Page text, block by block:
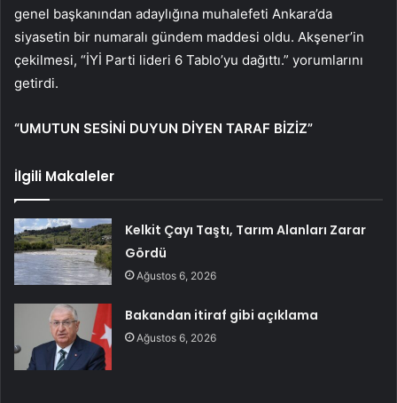
genel başkanından adaylığına muhalefeti Ankara’da
siyasetin bir numaralı gündem maddesi oldu. Akşener’in
çekilmesi, “İYİ Parti lideri 6 Tablo’yu dağıttı.” yorumlarını
getirdi.
“UMUTUN SESİNİ DUYUN DİYEN TARAF BİZİZ”
İlgili Makaleler
Kelkit Çayı Taştı, Tarım Alanları Zarar
Gördü
Ağustos 6, 2026
Bakandan itiraf gibi açıklama
Ağustos 6, 2026